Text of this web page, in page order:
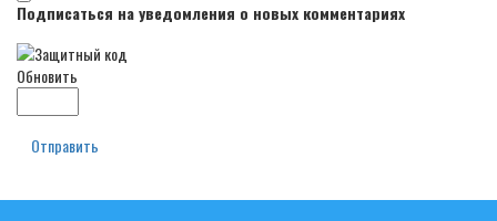
Подписаться на уведомления о новых комментариях
Обновить
Отправить